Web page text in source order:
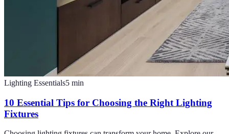
Lighting Essentials5 min
10 Essential Tips for Choosing the Right Lighting
Fixtures